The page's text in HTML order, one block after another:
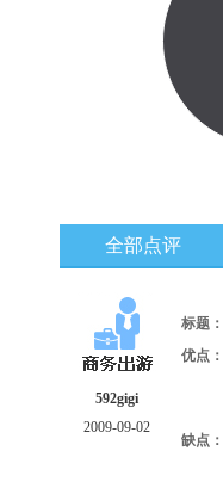
全部点评
592gigi
2009-09-02
标题：
优点：
缺点：